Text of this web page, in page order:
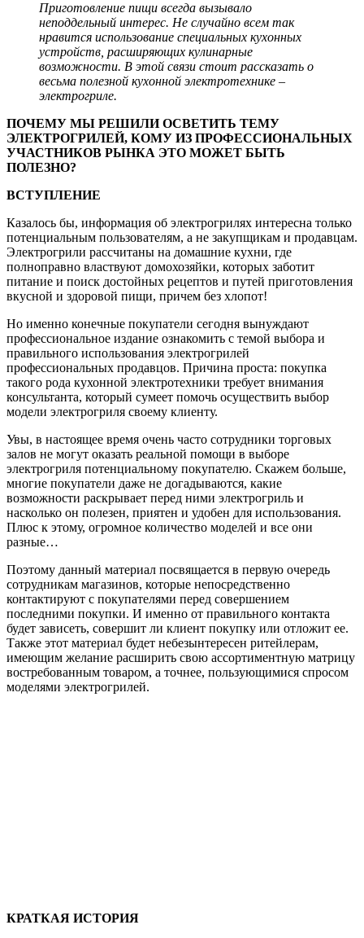
Приготовление пищи всегда вызывало
неподдельный интерес. Не случайно всем так
нравится использование специальных кухонных
устройств, расширяющих кулинарные
возможности. В этой связи стоит рассказать о
весьма полезной кухонной электротехнике –
электрогриле.
ПОЧЕМУ МЫ РЕШИЛИ ОСВЕТИТЬ ТЕМУ
ЭЛЕКТРОГРИЛЕЙ, КОМУ ИЗ ПРОФЕССИОНАЛЬНЫХ
УЧАСТНИКОВ РЫНКА ЭТО МОЖЕТ БЫТЬ
ПОЛЕЗНО?
ВСТУПЛЕНИЕ
Казалось бы, информация об электрогрилях интересна только
потенциальным пользователям, а не закупщикам и продавцам.
Электрогрили рассчитаны на домашние кухни, где
полноправно властвуют домохозяйки, которых заботит
питание и поиск достойных рецептов и путей приготовления
вкусной и здоровой пищи, причем без хлопот!
Но именно конечные покупатели сегодня вынуждают
профессиональное издание ознакомить с темой выбора и
правильного использования электрогрилей
профессиональных продавцов. Причина проста: покупка
такого рода кухонной электротехники требует внимания
консультанта, который сумеет помочь осуществить выбор
модели электрогриля своему клиенту.
Увы, в настоящее время очень часто сотрудники торговых
залов не могут оказать реальной помощи в выборе
электрогриля потенциальному покупателю. Скажем больше,
многие покупатели даже не догадываются, какие
возможности раскрывает перед ними электрогриль и
насколько он полезен, приятен и удобен для использования.
Плюс к этому, огромное количество моделей и все они
разные…
Поэтому данный материал посвящается в первую очередь
сотрудникам магазинов, которые непосредственно
контактируют с покупателями перед совершением
последними покупки. И именно от правильного контакта
будет зависеть, совершит ли клиент покупку или отложит ее.
Также этот материал будет небезынтересен ритейлерам,
имеющим желание расширить свою ассортиментную матрицу
востребованным товаром, а точнее, пользующимися спросом
моделями электрогрилей.
КРАТКАЯ ИСТОРИЯ